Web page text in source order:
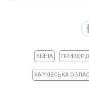
ВІЙНА
ХАРКІВСЬКА